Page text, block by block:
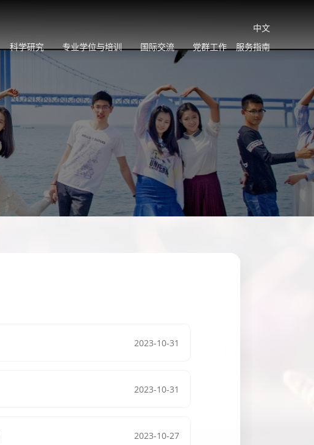
中文
科学研究 专业学位与培训 国际交流 党群工作 服务指南
2023-10-31
2023-10-31
2023-10-27